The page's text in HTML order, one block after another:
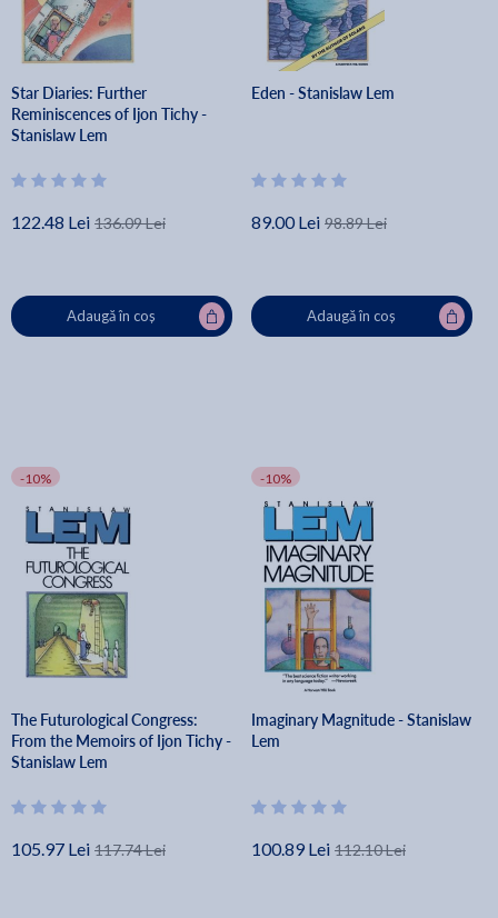
Star Diaries: Further
Reminiscences of Ijon Tichy -
Stanislaw Lem
122.48 Lei 136.09 Lei
Adaugă în coș
Eden - Stanislaw Lem
89.00 Lei 98.89 Lei
Adaugă în coș
-10%
The Futurological Congress:
From the Memoirs of Ijon Tichy -
Stanislaw Lem
105.97 Lei 117.74 Lei
-10%
Imaginary Magnitude - Stanislaw
Lem
100.89 Lei 112.10 Lei